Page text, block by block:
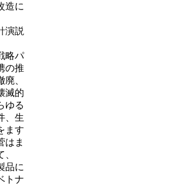
造に
演説
略パ
の推
、
滅的
ゆる
、生
ます
はま
品に
トナ